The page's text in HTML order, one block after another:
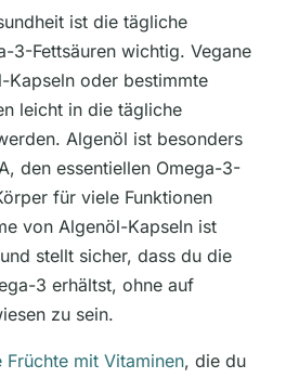
ist die tägliche
3-Fettsäuren wichtig. Vegane
Kapseln oder bestimmte
leicht in die tägliche
Algenöl ist besonders
den essentiellen Omega-3-
für viele Funktionen
von Algenöl-Kapseln ist
stellt sicher, dass du die
3 erhältst, ohne auf
zu sein.
Früchte mit Vitaminen, die du